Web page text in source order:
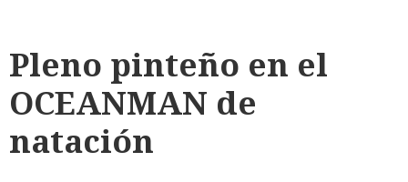
Pleno pinteño en el
OCEANMAN de
natación